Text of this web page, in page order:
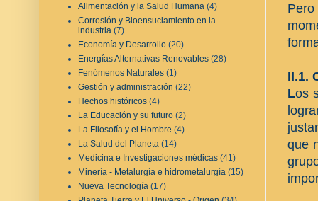
II.1.
Los
que
Alimentación y la Salud Humana (4)
Corrosión y Bioensuciamiento en la
industria (7)
Economía y Desarrollo (20)
Energías Alternativas Renovables (28)
Fenómenos Naturales (1)
Gestión y administración (22)
Hechos históricos (4)
La Educación y su futuro (2)
La Filosofía y el Hombre (4)
La Salud del Planeta (14)
Medicina e Investigaciones médicas (41)
Minería - Metalurgía e hidrometalurgía (15)
Nueva Tecnología (17)